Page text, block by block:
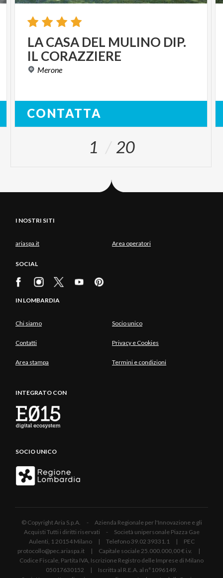
LACASA DEL MULINO DIP.
IL CORAZZIERE
Merone
CONTATTA
1 20
I NOSTRI SITI
ariaspa.it Area operatori
SOCIAL
IN LOMBARDIA
Chi siamo Socio unico
Contatti Privacy e Cookies
Area stampa Termini e condizioni
INTEGRATO CON
SOCIO UNICO
© Copyright Aria S.p.A. - Azienda Regionale per l'Innovazione e gli
Acquisti Tutti i diritti riservati - Società unipersonale Piazza Gae
Aulenti, 1 20154 Milano | Telefono 39.02 39331.1 | PEC
protocollo@pec.ariaspa.it | Capitale sociale 25.000.000,00 € i.v. |
Codice Fiscale, Partita IVA, Iscrizione Registro delle Imprese di Milano
05017630152 | Iscritta al R.E.A. al n°1096149.